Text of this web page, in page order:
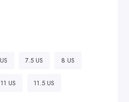
7.5 US 8 US
11 US 11.5 US